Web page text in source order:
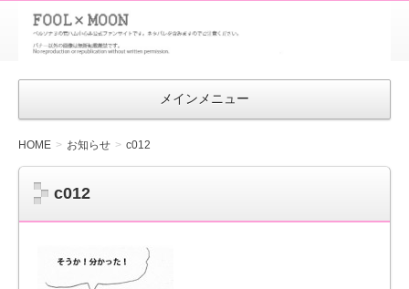
FOOL×MOON
｜ペルソナ
3 荒ハム中
メインメニュー
HOME お知らせ c012
c012